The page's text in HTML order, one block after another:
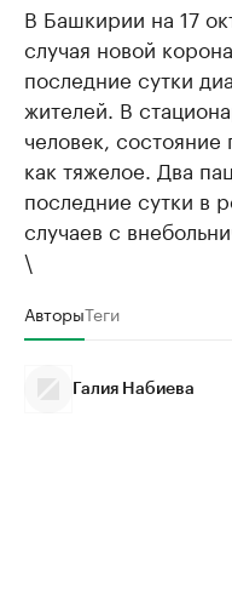
В Башкирии на 17
случая новой
последние сутки
жителей. В
человек, состояние
как тяжелое. Два
последние сутки в
случаев с
\
АвторыТеги
Галия Набиева